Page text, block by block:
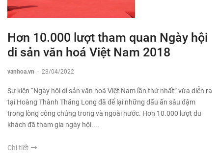
Hơn 10.000 lượt tham quan Ngày hội
di sản văn hoá Việt Nam 2018
vanhoa.vn - 23/04/2022
Sự kiện “Ngày hội di sản văn hoá Việt Nam lần thứ nhất” vừa diễn ra
tại Hoàng Thành Thăng Long đã để lại những dấu ấn sâu đậm
trong lòng công chúng trong và ngoài nước. Hơn 10.000 lượt du
khách đã tham gia ngày hội....
Chi tiết